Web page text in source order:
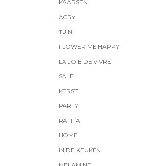
KAARSEN
ACRYL
TUIN
FLOWER ME HAPPY
LA JOIE DE VIVRE
SALE
KERST
PARTY
RAFFIA
HOME
IN DE KEUKEN